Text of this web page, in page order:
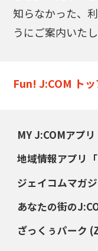
知らなかった、
うにご案内いたし
Fun! J:COM トッ
MY J:COMアプリ
地域情報アプリ「
ジェイコムマガ
あなたの街の
ざっくぅパーク